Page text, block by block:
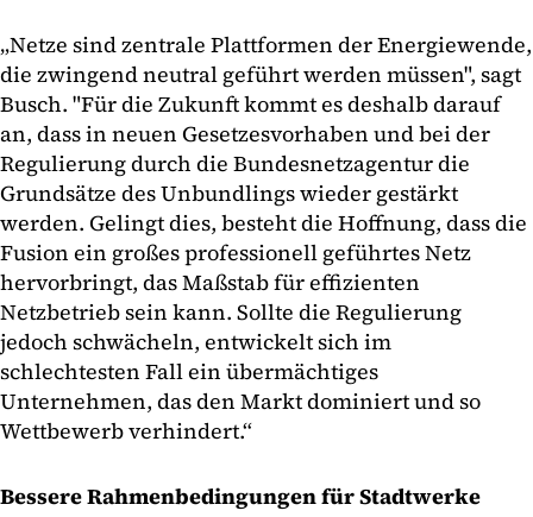
„Netze sind zentrale Plattformen der Energiewende,
die zwingend neutral geführt werden müssen", sagt
Busch. "Für die Zukunft kommt es deshalb darauf
an, dass in neuen Gesetzesvorhaben und bei der
Regulierung durch die Bundesnetzagentur die
Grundsätze des Unbundlings wieder gestärkt
werden. Gelingt dies, besteht die Hoffnung, dass die
Fusion ein großes professionell geführtes Netz
hervorbringt, das Maßstab für effizienten
Netzbetrieb sein kann. Sollte die Regulierung
jedoch schwächeln, entwickelt sich im
schlechtesten Fall ein übermächtiges
Unternehmen, das den Markt dominiert und so
Wettbewerb verhindert.“
Bessere Rahmenbedingungen für Stadtwerke